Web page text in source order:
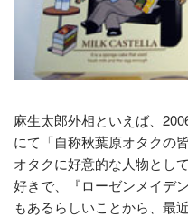
麻生太郎外相といえば、
にて「自称秋葉原オタクの
オタクに好意的な人物とし
好きで、『ローゼンメイデ
もあるらしいことから、最